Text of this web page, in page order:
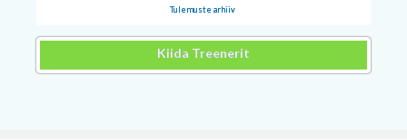
Tulemuste arhiiv
Kiida Treenerit